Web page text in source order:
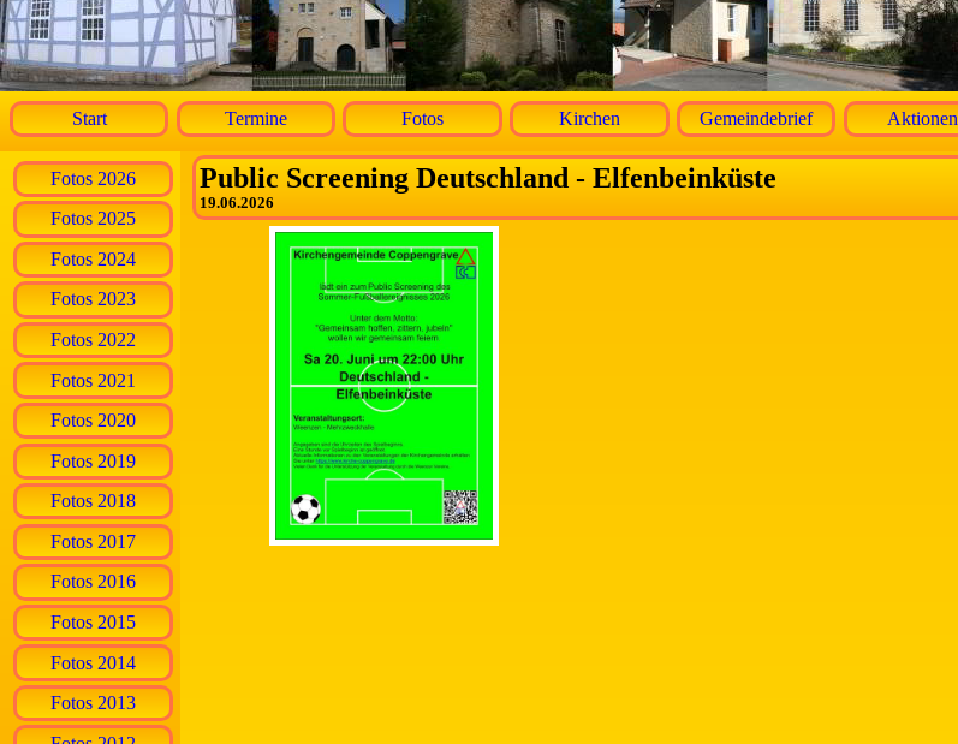
Start Termine Fotos Kirchen Gemeindebrief Aktionen
Fotos 2026
Fotos 2025
Fotos 2024
Fotos 2023
Fotos 2022
Fotos 2021
Fotos 2020
Fotos 2019
Fotos 2018
Fotos 2017
Fotos 2016
Fotos 2015
Fotos 2014
Fotos 2013
Public Screening Deutschland - Elfenbeinküste
19.06.2026